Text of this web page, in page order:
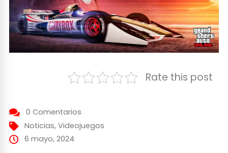
Rate this post
0 Comentarios
Noticias, Videojuegos
6 mayo, 2024